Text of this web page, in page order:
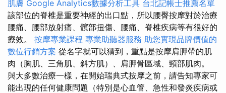
肌膚 Google Analytics數據分析工具 台北記帳士推薦名單
該部位的脊椎是重要神經的出口點，所以腰臀按摩對於治療
腰痛、腰部放射痛、髖部扭傷、腰痛、脊椎疾病等有很好的
療效。 按摩專業課程 專業助聽器服務 助您實現品牌價值的
數位行銷方案 從名字就可以猜到，重點是按摩肩胛帶的肌
肉（胸肌、三角肌、斜方肌）、肩胛骨區域、頸部肌肉。
與大多數治療一樣，在開始瑞典式按摩之前，請告知專家可
能出現的任何健康問題（特別是心血管、急性和發炎疾病或